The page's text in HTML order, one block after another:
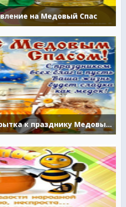
на Медовый Спас
Поздравительная открытка к празднику Медовый Спас